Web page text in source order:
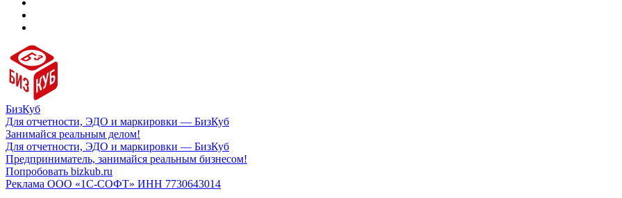
БизКуб
Для отчетности, ЭДО и маркировки — БизКуб
Занимайся реальным делом!
Для отчетности, ЭДО и маркировки — БизКуб
Предприниматель, занимайся реальным бизнесом!
Попробовать bizkub.ru
Реклама ООО «1С-СОФТ» ИНН 7730643014